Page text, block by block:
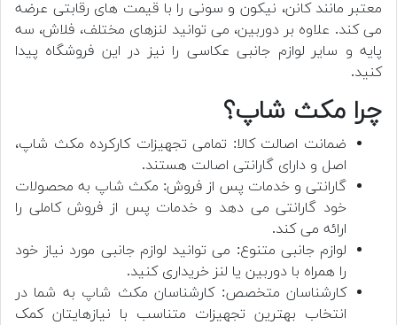
معتبر مانند کانن، نیکون و سونی را با قیمت های رقابتی عرضه
می کند. علاوه بر دوربین، می توانید لنزهای مختلف، فلاش، سه
پایه و سایر لوازم جانبی عکاسی را نیز در این فروشگاه پیدا
کنید.
چرا مکث شاپ؟
ضمانت اصالت کالا: تمامی تجهیزات کارکرده مکث شاپ،
اصل و دارای گارانتی اصالت هستند.
گارانتی و خدمات پس از فروش: مکث شاپ به محصولات
خود گارانتی می دهد و خدمات پس از فروش کاملی را
ارائه می کند.
لوازم جانبی متنوع: می توانید لوازم جانبی مورد نیاز خود
را همراه با دوربین یا لنز خریداری کنید.
کارشناسان متخصص: کارشناسان مکث شاپ به شما در
انتخاب بهترین تجهیزات متناسب با نیازهایتان کمک